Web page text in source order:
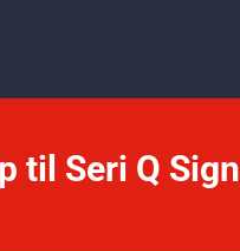
til Seri Q Sign